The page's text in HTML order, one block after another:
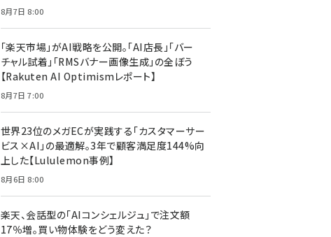
8月7日 8:00
「楽天市場」がAI戦略を公開。「AI店長」「バー
チャル試着」「RMSバナー画像生成」の全ぼう
【Rakuten AI Optimismレポート】
8月7日 7:00
世界23位のメガECが実践する「カスタマーサー
ビス×AI」の最適解。3年で顧客満足度144%向
上した【Lululemon事例】
8月6日 8:00
楽天、会話型の「AIコンシェルジュ」で注文額
17％増。買い物体験をどう変えた？